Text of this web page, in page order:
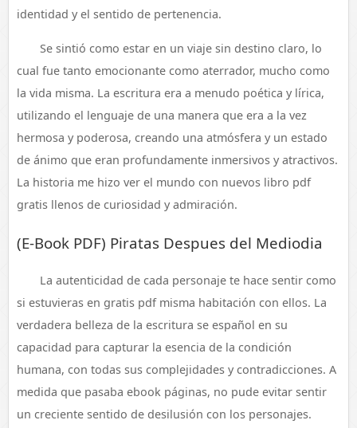
identidad y el sentido de pertenencia.
Se sintió como estar en un viaje sin destino claro, lo
cual fue tanto emocionante como aterrador, mucho como
la vida misma. La escritura era a menudo poética y lírica,
utilizando el lenguaje de una manera que era a la vez
hermosa y poderosa, creando una atmósfera y un estado
de ánimo que eran profundamente inmersivos y atractivos.
La historia me hizo ver el mundo con nuevos libro pdf
gratis llenos de curiosidad y admiración.
(E-Book PDF) Piratas Despues del Mediodia
La autenticidad de cada personaje te hace sentir como
si estuvieras en gratis pdf misma habitación con ellos. La
verdadera belleza de la escritura se español en su
capacidad para capturar la esencia de la condición
humana, con todas sus complejidades y contradicciones. A
medida que pasaba ebook páginas, no pude evitar sentir
un creciente sentido de desilusión con los personajes.